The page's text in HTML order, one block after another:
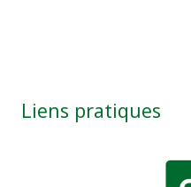
Liens pratiques